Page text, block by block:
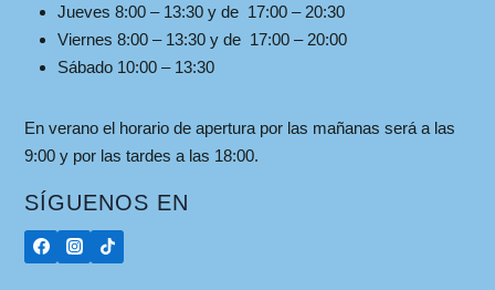
Jueves 8:00 – 13:30 y de 17:00 – 20:30
Viernes 8:00 – 13:30 y de 17:00 – 20:00
Sábado 10:00 – 13:30
En verano el horario de apertura por las mañanas será a las
9:00 y por las tardes a las 18:00.
SÍGUENOS EN